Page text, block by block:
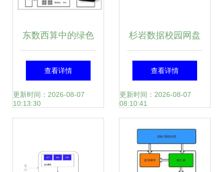
东数西算中的绿色
智算数据中心 数据
处理与存储服务的
查看详情
更新时间：2026-08-07
10:13:30
杉岩数据校园网盘
存储解决方案 高效
数据处理与存储服
查看详情
更新时间：2026-08-07
08:10:41